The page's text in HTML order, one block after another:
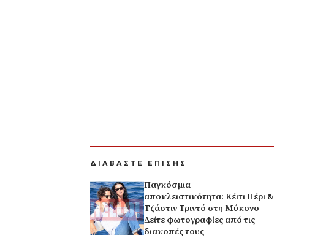
ΔΙΑΒΑΣΤΕ ΕΠΙΣΗΣ
Παγκόσμια
αποκλειστικότητα: Κέιτι Πέρι &
Τζάστιν Τριντό στη Μύκονο –
Δείτε φωτογραφίες από τις
διακοπές τους